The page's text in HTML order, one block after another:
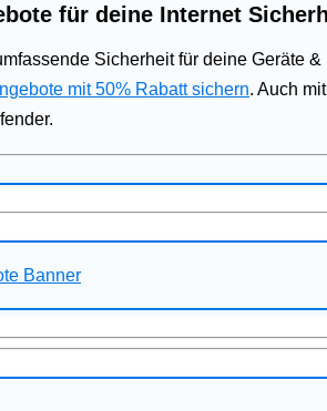
für deine Internet
Sicherheit für deine Geräte &
mit 50% Rabatt sichern. Auch